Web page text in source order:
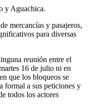
y Aguachica.
mercancías y pasajeros,
para diversas
reunión entre el
16 de julio ni en
que los bloqueos se
formal a sus peticiones y
todos los actores